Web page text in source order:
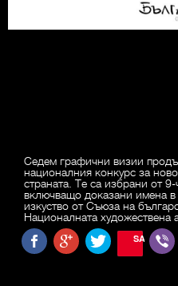
Седем графични визии
националния конкурс за
страната. Те са избрани от
включващо доказани имена
изкуство от Съюза на
Националната художествена
SAVE